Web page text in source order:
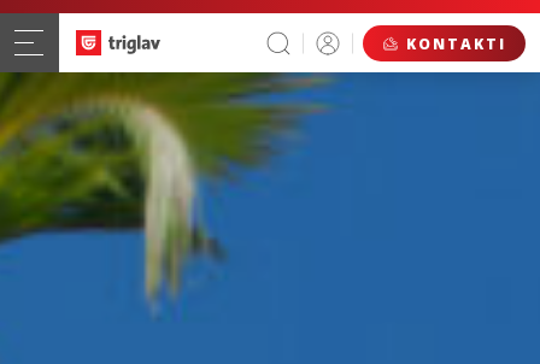
KONTAKTI